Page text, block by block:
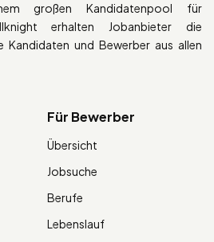
großen Kandidatenpool für
erhalten Jobanbieter die
Kandidaten und Bewerber aus allen
Für Bewerber
Übersicht
Jobsuche
Berufe
Lebenslauf